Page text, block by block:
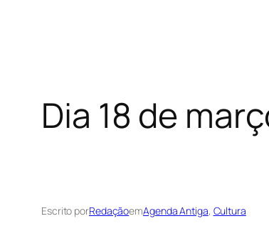
Dia 18 de
Escrito porRedaçãoemAgenda Antiga, Cultura